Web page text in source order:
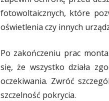
fotowoltaicznych, które
oświetlenia czy innych
Po zakończeniu prac
się, że wszystko działa
oczekiwania. Zwróć
szczelność pokrycia.